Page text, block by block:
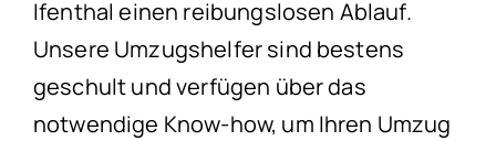
Ifenthal einen reibungslosen Ablauf.
Unsere Umzugshelfer sind bestens
geschult und verfügen über das
notwendige Know-how, um Ihren Umzug